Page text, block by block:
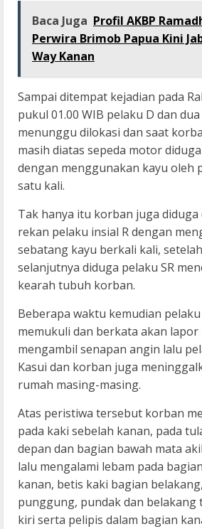
Baca Juga Profil AKBP
Perwira Brimob Papua Kini
Way Kanan
Sampai ditempat kejadian pada
pukul 01.00 WIB pelaku D dan
menunggu dilokasi dan saat
masih diatas sepeda motor
dengan menggunakan kayu oleh
satu kali.
Tak hanya itu korban juga
rekan pelaku insial R dengan
sebatang kayu berkali kali,
selanjutnya diduga pelaku SR
kearah tubuh korban.
Beberapa waktu kemudian
memukuli dan berkata akan lapor
mengambil senapan angin lalu
Kasui dan korban juga
rumah masing-masing.
Atas peristiwa tersebut korban
pada kaki sebelah kanan, pada
depan dan bagian bawah mata
lalu mengalami lebam pada
kanan, betis kaki bagian
punggung, pundak dan belakang
kiri serta pelipis dalam bagian